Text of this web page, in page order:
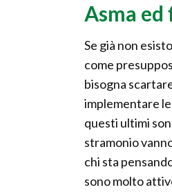
Asma
Se già non
come
bisogna
implementare
questi ultimi
stramonio
chi sta
sono molto